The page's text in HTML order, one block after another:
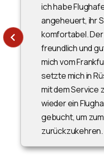
ich habe
angeheuert, ihr
komfortabel.
freundlich und
mich vom
setzte mich in
mit dem Service
wieder ein
gebucht, um
zurückzukehren.